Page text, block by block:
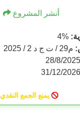
أنشر المشروع
%
4
م29 / ت ج د 2 / 2025
28/8/2025
31/12/2026
يمنع الجمع النقدي